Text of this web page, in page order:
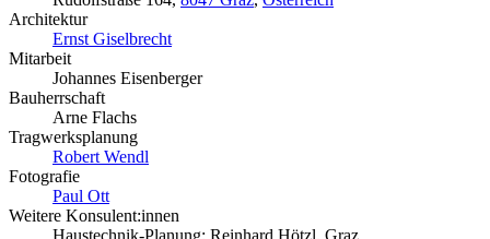
Architektur
Ernst Giselbrecht
Mitarbeit
Johannes Eisenberger
Bauherrschaft
Arne Flachs
Tragwerksplanung
Robert Wendl
Fotografie
Paul Ott
Weitere Konsulent:innen
Haustechnik-Planung: Reinhard Hötzl, Graz